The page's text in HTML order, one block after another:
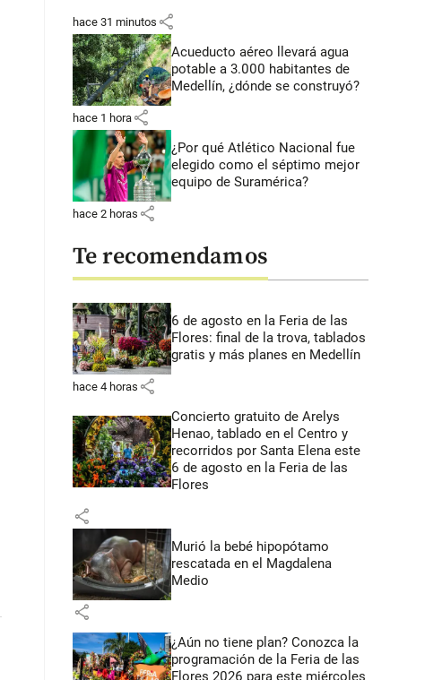
hace 31 minutos share
Acueducto aéreo llevará agua
potable a 3.000 habitantes de
Medellín, ¿dónde se construyó?
hace 1 hora share
¿Por qué Atlético Nacional fue
elegido como el séptimo mejor
equipo de Suramérica?
hace 2 horas share
Te recomendamos
6 de agosto en la Feria de las
Flores: final de la trova, tablados
gratis y más planes en Medellín
hace 4 horas share
Concierto gratuito de Arelys
Henao, tablado en el Centro y
recorridos por Santa Elena este
6 de agosto en la Feria de las
Flores
share
Murió la bebé hipopótamo
rescatada en el Magdalena
Medio
share
¿Aún no tiene plan? Conozca la
programación de la Feria de las
Flores 2026 para este miércoles